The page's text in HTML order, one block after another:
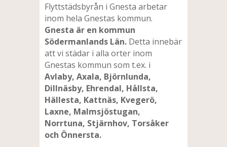
Flyttstädsbyrån i Gnesta arbetar
inom hela Gnestas kommun.
Gnesta är en kommun
Södermanlands Län. Detta innebär
att vi städar i alla orter inom
Gnestas kommun som t.ex. i
Avlaby, Axala, Björnlunda,
Dillnäsby, Ehrendal, Hållsta,
Hällesta, Kattnäs, Kvegerö,
Laxne, Malmsjöstugan,
Norrtuna, Stjärnhov, Torsåker
och Önnersta.